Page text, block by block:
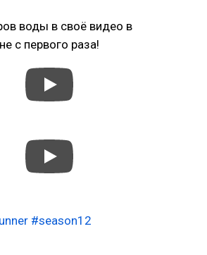
воды в своё видео в
с первого раза!
#season12